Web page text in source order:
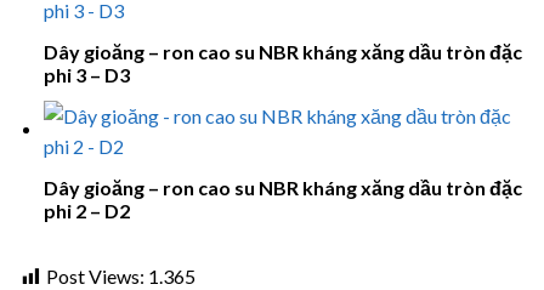
Dây gioăng – ron cao su NBR kháng xăng dầu tròn đặc
phi 3 – D3
Dây gioăng – ron cao su NBR kháng xăng dầu tròn đặc
phi 2 – D2
Post Views: 1.365